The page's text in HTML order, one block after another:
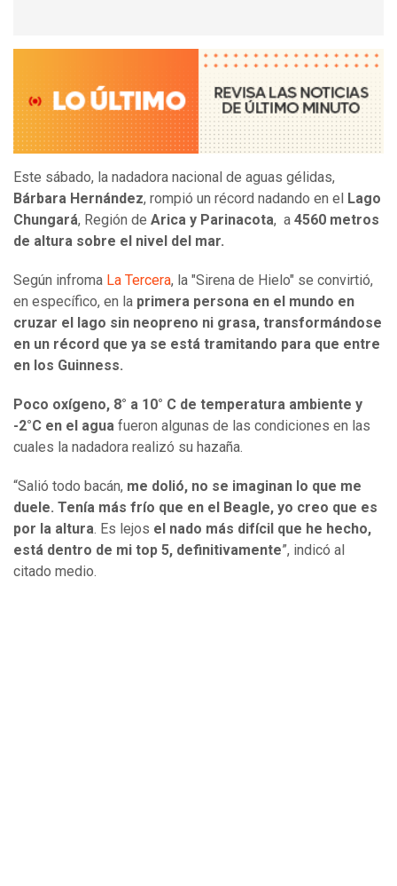
Este sábado, la nadadora nacional de aguas gélidas,
Bárbara Hernández, rompió un récord nadando en el
Lago
Chungará, Región de Arica y Parinacota, a 4560 metros
de altura sobre el nivel del mar.
Según infroma La Tercera, la "Sirena de Hielo" se convirtió,
en específico, en la primera persona en el mundo en
cruzar el lago sin neopreno ni grasa, transformándose
en un récord que ya se está tramitando para que entre
en los Guinness.
Poco oxígeno, 8° a 10° C de temperatura ambiente y
-2°C en el agua fueron algunas de las condiciones en las
cuales la nadadora realizó su hazaña.
“Salió todo bacán, me dolió, no se imaginan lo que me
duele. Tenía más frío que en el Beagle, yo creo que es
por la altura. Es lejos el nado más difícil que he hecho,
está dentro de mi top 5, definitivamente”, indicó al
citado medio.